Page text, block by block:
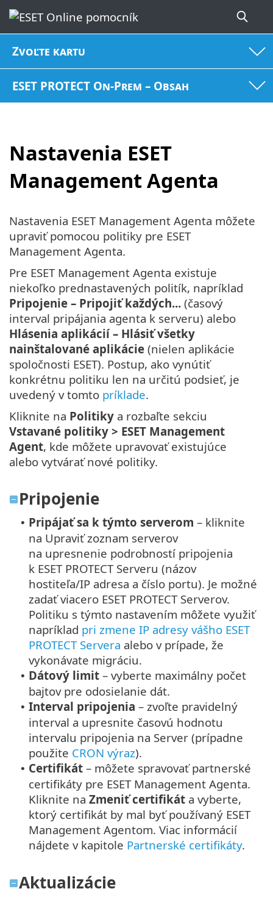
Zvoľte kartu
ESET PROTECT On-Prem – Obsah
Nastavenia ESET
Management Agenta
Nastavenia ESET Management Agenta môžete
upraviť pomocou politiky pre ESET
Management Agenta.
Pre ESET Management Agenta existuje
niekoľko prednastavených politík, napríklad
Pripojenie – Pripojiť každých... (časový
interval pripájania agenta k serveru) alebo
Hlásenia aplikácií – Hlásiť všetky
nainštalované aplikácie (nielen aplikácie
spoločnosti ESET). Postup, ako vynútiť
konkrétnu politiku len na určitú podsieť, je
uvedený v tomto príklade.
Kliknite na Politiky a rozbaľte sekciu
Vstavané politiky > ESET Management
Agent, kde môžete upravovať existujúce
alebo vytvárať nové politiky.
Pripojenie
• Pripájať sa k týmto serverom – kliknite
na Upraviť zoznam serverov
na upresnenie podrobností pripojenia
k ESET PROTECT Serveru (názov
hostiteľa/IP adresa a číslo portu). Je možné
zadať viacero ESET PROTECT Serverov.
Politiku s týmto nastavením môžete využiť
napríklad pri zmene IP adresy vášho ESET
PROTECT Servera alebo v prípade, že
vykonávate migráciu.
• Dátový limit – vyberte maximálny počet
bajtov pre odosielanie dát.
• Interval pripojenia – zvoľte pravidelný
interval a upresnite časovú hodnotu
intervalu pripojenia na Server (prípadne
použite CRON výraz).
• Certifikát – môžete spravovať partnerské
certifikáty pre ESET Management Agenta.
Kliknite na Zmeniť certifikát a vyberte,
ktorý certifikát by mal byť používaný ESET
Management Agentom. Viac informácií
nájdete v kapitole Partnerské certifikáty.
Aktualizácie